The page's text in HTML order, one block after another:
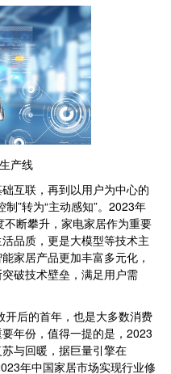
产线
互联，再到以用户为中心的
”转为“主动感知”。2023年
断攀升，家电家居作为重要
品质，更是大模型等技术主
家居产品更加丰富多元化，
破技术壁垒，满足用户需
后的首年，也是大多数消费
年份，值得一提的是，2023
与回暖，据巨量引擎在
年中国家居市场实现行业修